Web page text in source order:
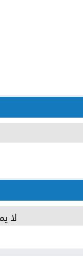
لا